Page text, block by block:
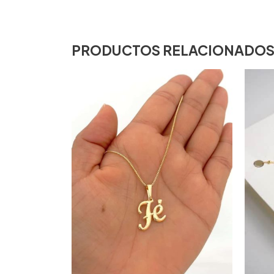
PRODUCTOS RELACIONADOS